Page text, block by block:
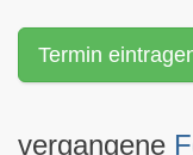
Termin
vergangene